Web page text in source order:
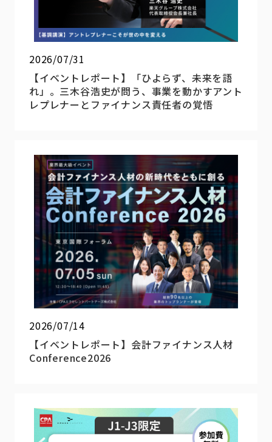
2026/07/31
【イベントレポート】「ひよらず、未来を語
れ」。三木谷浩史が問う、事業を動かすアント
レプレナーとファイナンス責任者の覚悟
2026/07/14
【イベントレポート】会計ファイナンス人材
Conference2026